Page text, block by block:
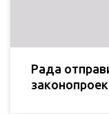
Рада